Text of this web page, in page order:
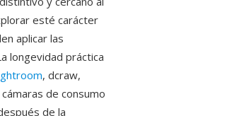
esté carácter
aplicar las
longevidad práctica
, dcraw,
de consumo
de la